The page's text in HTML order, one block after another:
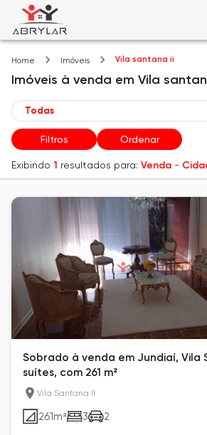
Home Imóveis Vila santana ii
Imóveis à venda em Vila
Filtros Ordenar
Exibindo 1 resultados para: Venda -
Sobrado à venda em Jundiaí, Vila
suítes, com 261 m²
Vila Santana II
261m² 3 2